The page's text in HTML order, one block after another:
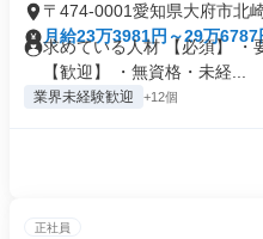
〒474-0001愛知県大府市北
月給23万3981円～29万6787
求めている人材 【必須】 ・
【歓迎】 ・無資格・未経...
業界未経験歓迎 +12個
正社員